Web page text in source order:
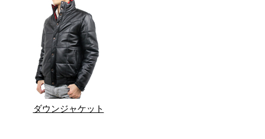
ダウンジャケット